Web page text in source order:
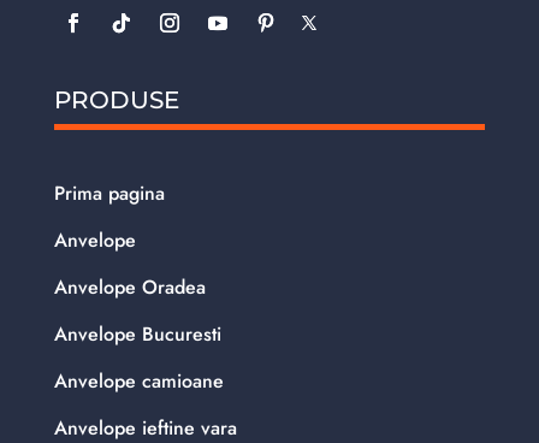
PRODUSE
Prima pagina
Anvelope
Anvelope Oradea
Anvelope Bucuresti
Anvelope camioane
Anvelope ieftine vara